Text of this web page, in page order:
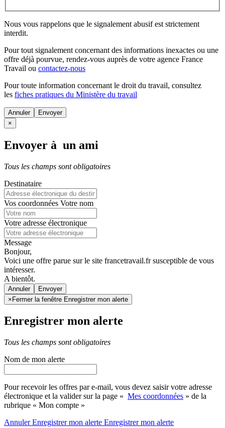
Nous vous rappelons que le signalement abusif est strictement
interdit.
Pour tout signalement concernant des informations inexactes ou une
offre déjà pourvue, rendez-vous auprès de votre agence France
Travail ou contactez-nous
Pour toute information concernant le droit du travail, consultez
les fiches pratiques du Ministère du travail
Annuler
×
Envoyer à un ami
Tous les champs sont obligatoires
Destinataire
Vos coordonnées Votre nom
Votre adresse électronique
Message
Bonjour,
Voici une offre parue sur le site francetravail.fr susceptible de vous
intéresser.
A bientôt.
Annuler
×Fermer la fenêtre Enregistrer mon alerte
Enregistrer mon alerte
Tous les champs sont obligatoires
Nom de mon alerte
Pour recevoir les offres par e-mail, vous devez saisir votre adresse
électronique et la valider sur la page « Mes coordonnées » de la
rubrique « Mon compte »
AnnulerEnregistrer mon alerte Enregistrermon alerte